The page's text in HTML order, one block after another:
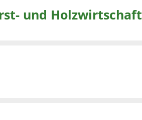
und Holzwirtschaft